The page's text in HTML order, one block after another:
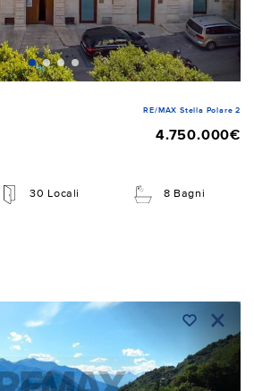
RE/MAX Stella Polare 2
4.750.000€
30 Locali 8 Bagni